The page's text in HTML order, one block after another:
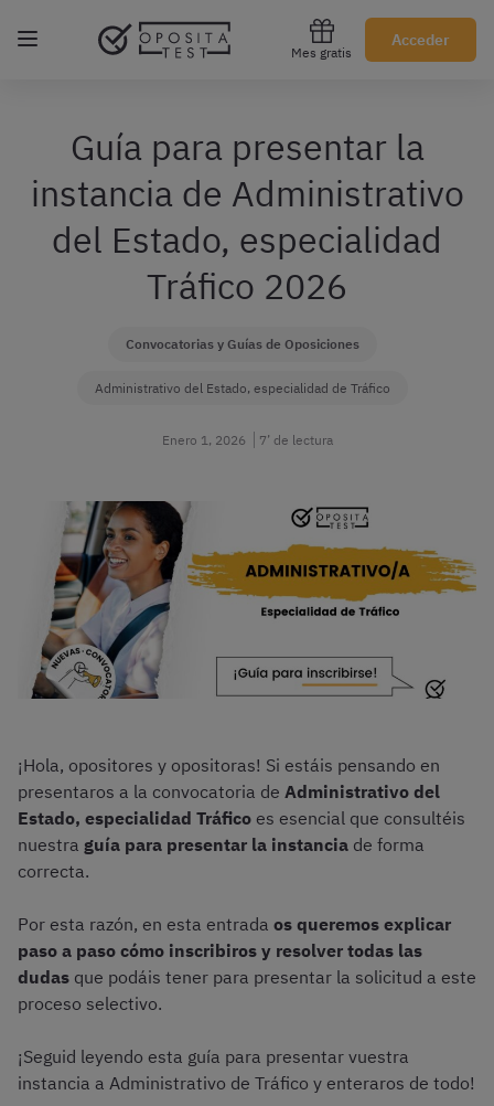
Mes gratis
Acceder
Regístrate gratis
Guía para presentar la
instancia de Administrativo
del Estado, especialidad
Tráfico 2026
Convocatorias y Guías de Oposiciones
Administrativo del Estado, especialidad de Tráfico
Enero 1, 2026 7’ de lectura
¡Hola, opositores y opositoras! Si estáis pensando en
presentaros a la convocatoria de Administrativo del
Estado, especialidad Tráfico es esencial que consultéis
nuestra guía para presentar la instancia de forma
correcta.
Por esta razón, en esta entrada os queremos explicar
paso a paso cómo inscribiros y resolver todas las
dudas que podáis tener para presentar la solicitud a este
proceso selectivo.
¡Seguid leyendo esta guía para presentar vuestra
instancia a Administrativo de Tráfico y enteraros de todo!